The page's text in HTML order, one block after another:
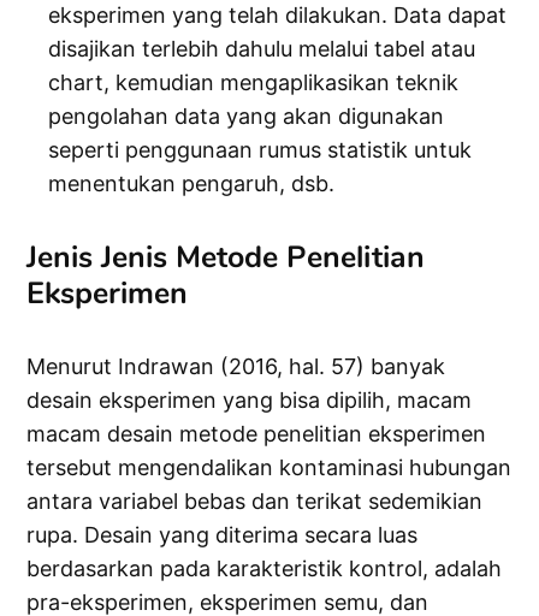
eksperimen yang telah dilakukan. Data dapat
disajikan terlebih dahulu melalui tabel atau
chart, kemudian mengaplikasikan teknik
pengolahan data yang akan digunakan
seperti penggunaan rumus statistik untuk
menentukan pengaruh, dsb.
Jenis Jenis Metode Penelitian
Eksperimen
Menurut Indrawan (2016, hal. 57) banyak
desain eksperimen yang bisa dipilih, macam
macam desain metode penelitian eksperimen
tersebut mengendalikan kontaminasi hubungan
antara variabel bebas dan terikat sedemikian
rupa. Desain yang diterima secara luas
berdasarkan pada karakteristik kontrol, adalah
pra-eksperimen, eksperimen semu, dan